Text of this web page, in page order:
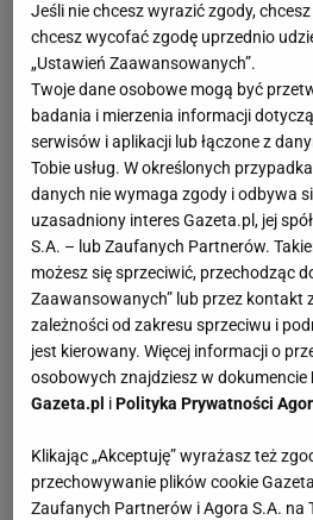
Jeśli nie chcesz wyrazić zgody,
chcesz wycofać zgodę uprzednio
„Ustawień Zaawansowanych”.
Twoje dane osobowe mogą być
badania i mierzenia informacji
serwisów i aplikacji lub łączone z
Tobie usług. W określonych
danych nie wymaga zgody i odbywa
uzasadniony interes Gazeta.pl, jej
S.A. – lub Zaufanych Partnerów.
możesz się sprzeciwić, przechodząc
Zaawansowanych” lub przez kontakt
zależności od zakresu sprzeciwu i
jest kierowany. Więcej informacji o
osobowych znajdziesz w dokumencie
Gazeta.pl iPolityka Prywatności
Klikając „Akceptuję” wyrażasz też
przechowywanie plików cookie
Zaufanych Partnerów i Agora S.A. na